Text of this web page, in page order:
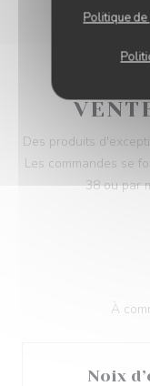
Politique
Des produits
Les commandes se
38 ou par
À
Noix